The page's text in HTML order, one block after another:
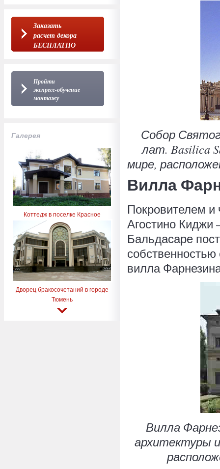
Заказать
расчет декора
БЕСПЛАТНО
Пройти
экспресс-обучение
монтажу
Галерея
Коттедж в поселке Красное
Дворец бракосочетаний в городе
Тюмень
Собор
лат. Basilica
мире,
Вилла
Покровителем и
Агостино Киджи
Бальдасаре
вилла
Вилла
архитектуры